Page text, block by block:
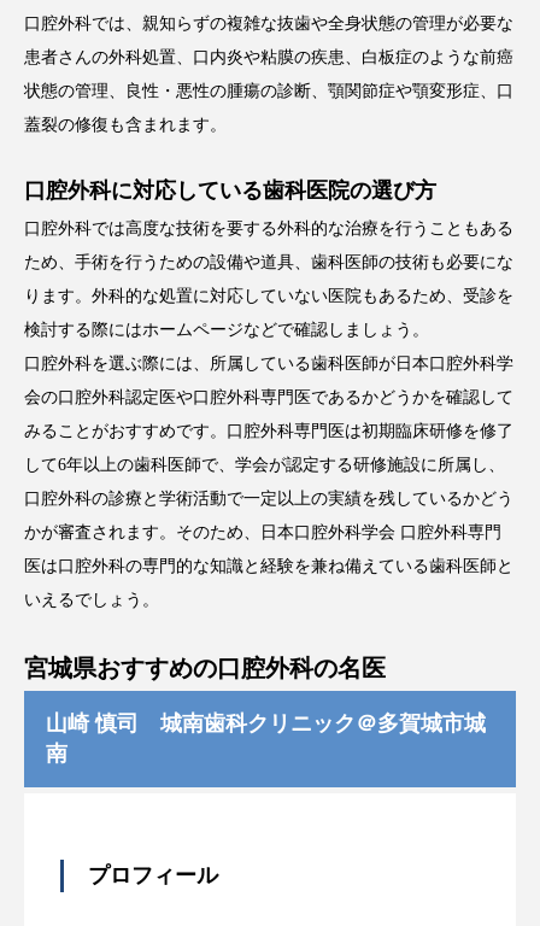
口腔外科では、親知らずの複雑な抜歯や全身状態の管理が必要な
患者さんの外科処置、口内炎や粘膜の疾患、白板症のような前癌
状態の管理、良性・悪性の腫瘍の診断、顎関節症や顎変形症、口
蓋裂の修復も含まれます。
口腔外科に対応している歯科医院の選び方
口腔外科では高度な技術を要する外科的な治療を行うこともある
ため、手術を行うための設備や道具、歯科医師の技術も必要にな
ります。外科的な処置に対応していない医院もあるため、受診を
検討する際にはホームページなどで確認しましょう。
口腔外科を選ぶ際には、所属している歯科医師が日本口腔外科学
会の口腔外科認定医や口腔外科専門医であるかどうかを確認して
みることがおすすめです。口腔外科専門医は初期臨床研修を修了
して6年以上の歯科医師で、学会が認定する研修施設に所属し、
口腔外科の診療と学術活動で一定以上の実績を残しているかどう
かが審査されます。そのため、日本口腔外科学会 口腔外科専門
医は口腔外科の専門的な知識と経験を兼ね備えている歯科医師と
いえるでしょう。
宮城県おすすめの口腔外科の名医
山崎 慎司 城南歯科クリニック＠多賀城市城
南
プロフィール